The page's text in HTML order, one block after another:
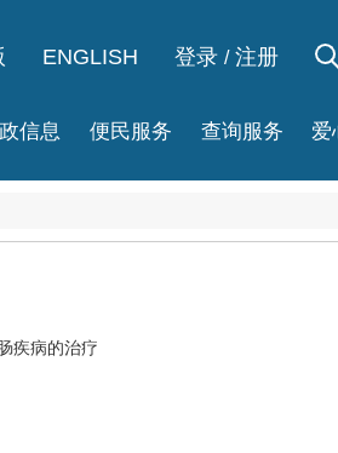
ENGLISH 登录 / 注册
信息 便民服务 查询服务 爱
疾病的治疗